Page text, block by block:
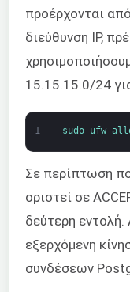
προέρχονται
διεύθυνση IP,
15.15.15.0/24
1 sudo ufw
Σε περίπτωση
οριστεί σε
δεύτερη εντολή.
εξερχόμενη
συνδέσεων